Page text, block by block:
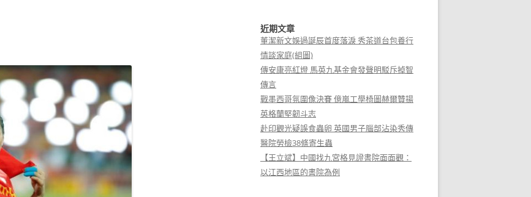
近期文章
董潔新文娛過誕辰首度落淚 秀茶道台包養行
情談家庭(組圖)
傳安康亮紅燈 馬英九基金會發聲明駁斥掉智
傳言
戰墨西哥氛圍像決賽 億嵐工學椅圖赫爾贊揚
英格蘭堅韌斗志
赴印觀光疑誤食蟲卵 英國男子腦部沾染秀傳
醫院勞檢38條寄生蟲
【王立斌】中國找九宮格見證書院面面觀：
以江西地區的書院為例